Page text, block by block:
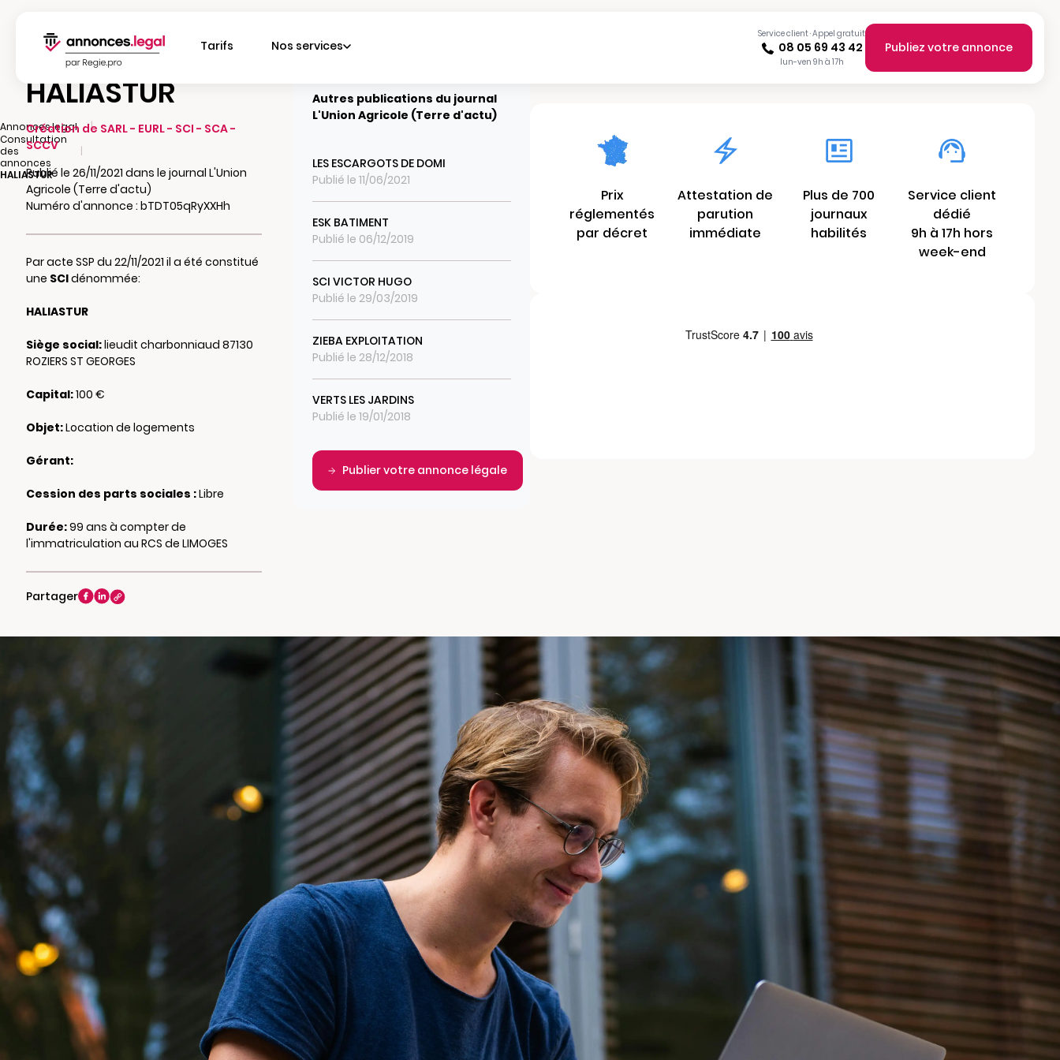
Tarifs Nos services
Service client · Appel gratuit
08 05 69 43 42
lun-ven 9h à 17h
Publiez votre annonce
Annonces.legal
|
Consultation
des
annonces
|
HALIASTUR
HALIASTUR
Création de SARL - EURL - SCI - SCA -
SCCV
Publié le 26/11/2021 dans le journal L'Union
Agricole (Terre d'actu)
Numéro d'annonce : bTDT05qRyXXHh
Par acte SSP du 22/11/2021 il a été constitué
une SCIdénommée:
HALIASTUR
Siège social:lieudit charbonniaud 87130
ROZIERS ST GEORGES
Capital:100 €
Objet:Location de logements
Gérant:
Cession des parts sociales :Libre
Durée:99 ans à compter de
l'immatriculation au RCS de LIMOGES
Partager
Autres publications du journal
L'Union Agricole (Terre d'actu)
LES ESCARGOTS DE DOMI
Publié le 11/06/2021
ESK BATIMENT
Publié le 06/12/2019
SCI VICTOR HUGO
Publié le 29/03/2019
ZIEBA EXPLOITATION
Publié le 28/12/2018
VERTS LES JARDINS
Publié le 19/01/2018
Publier votre annonce légale
Prix
réglementés
par décret
Attestation de
parution
immédiate
Plus de 700
journaux
habilités
Service client
dédié
9h à 17h hors
week-end